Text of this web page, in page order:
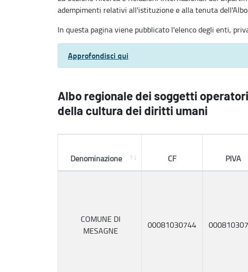
adempimenti relativi all'istituzione e alla tenuta
In questa pagina viene pubblicato l'elenco degli enti,
Approfondisci qui
Albo regionale dei soggetti
della cultura dei diritti umani
Denominazione CF PIVA
COMUNE DI
MESAGNE
00081030744